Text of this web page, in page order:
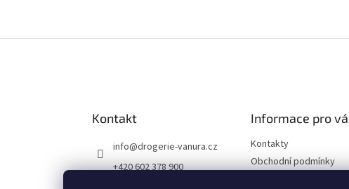
Kontakt
info@drogerie-vanura.cz
+420 602 378 900
Informace pro
Kontakty
Obchodní podmínky